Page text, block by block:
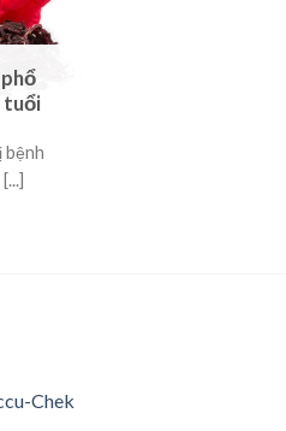
tuổi
bệnh
Chek